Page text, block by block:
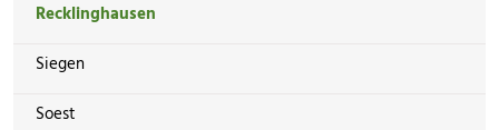
Recklinghausen
Siegen
Soest